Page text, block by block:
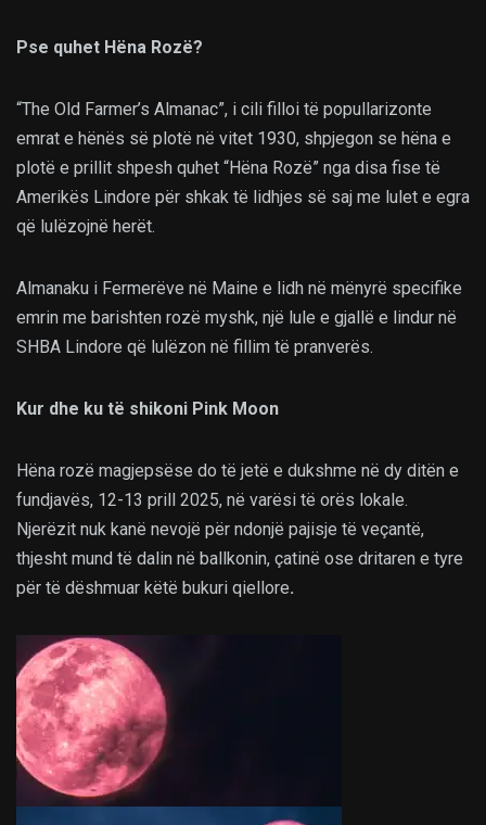
Pse quhet Hëna Rozë?
“The Old Farmer’s Almanac”, i cili filloi të popullarizonte
emrat e hënës së plotë në vitet 1930, shpjegon se hëna e
plotë e prillit shpesh quhet “Hëna Rozë” nga disa fise të
Amerikës Lindore për shkak të lidhjes së saj me lulet e egra
që lulëzojnë herët.
Almanaku i Fermerëve në Maine e lidh në mënyrë specifike
emrin me barishten rozë myshk, një lule e gjallë e lindur në
SHBA Lindore që lulëzon në fillim të pranverës.
Kur dhe ku të shikoni Pink Moon
Hëna rozë magjepsëse do të jetë e dukshme në dy ditën e
fundjavës, 12-13 prill 2025, në varësi të orës lokale.
Njerëzit nuk kanë nevojë për ndonjë pajisje të veçantë,
thjesht mund të dalin në ballkonin, çatinë ose dritaren e tyre
për të dëshmuar këtë bukuri qiellore.